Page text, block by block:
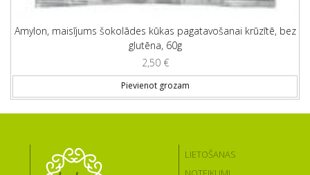
Amylon, maisījums šokolādes kūkas pagatavošanai krūzītē, bez
glutēna, 60g
2,50 €
Pievienot grozam
LIETOŠANAS